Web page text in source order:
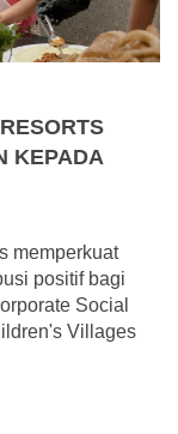
KEPADA
memperkuat
positif bagi
Social
Villages